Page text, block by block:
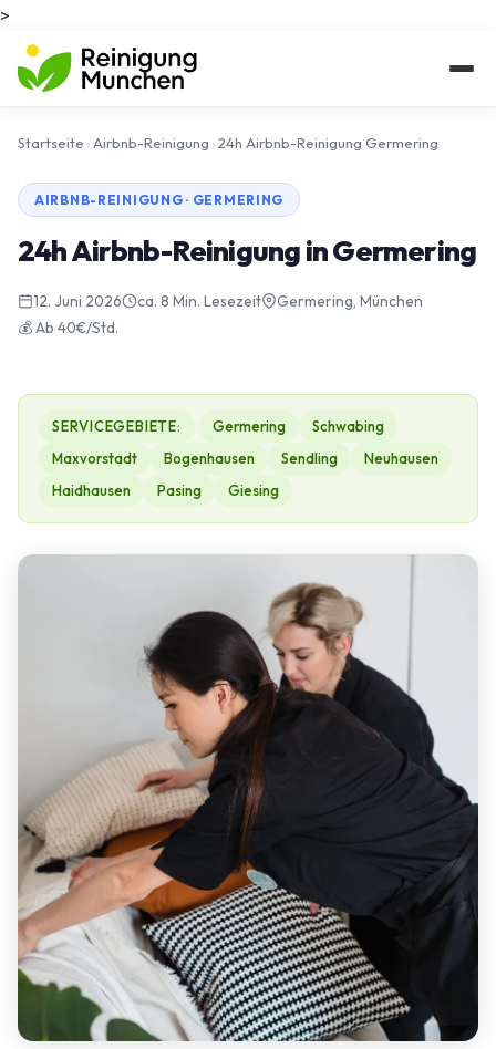
>
Startseite › Airbnb-Reinigung ›24h Airbnb-Reinigung Germering
AIRBNB-REINIGUNG · GERMERING
24h Airbnb-Reinigung in Germering
12. Juni 2026 ca. 8 Min. Lesezeit
Germering, München
💰 Ab 40€/Std.
SERVICEGEBIETE: Germering
Schwabing
Maxvorstadt
Bogenhausen Sendling
Neuhausen
Haidhausen
Pasing Giesing